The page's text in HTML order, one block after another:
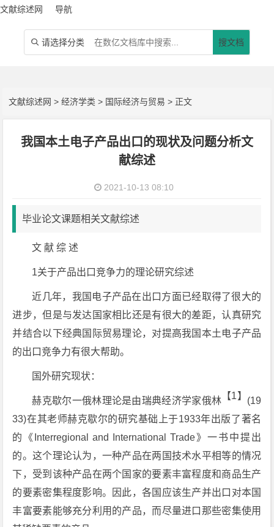
文献综述网 导航
 请选择分类 搜文档
文献综述网 >经济学类 > 国际经济与贸易 > 正文
我国本土电子产品出口的现状及问题分析文
献综述
2021-10-13 08:10
毕业论文课题相关文献综述
文 献 综 述
1关于产品出口竞争力的理论研究综述
近几年，我国电子产品在出口方面已经取得了很大的
进步，但是与发达国家相比还是有很大的差距，认真研究
并结合以下经典国际贸易理论，对提高我国本土电子产品
的出口竞争力有很大帮助。
国外研究现状：
赫克歇尔一俄林理论是由瑞典经济学家俄林 【1】 (19
33)在其老师赫克歇尔的研究基础上于1933年出版了著名
的《Interregional and International Trade》一书中提出
的。这个理论认为，一种产品在两国技术水平相等的情况
下，受到该种产品在两个国家的要素丰富程度和商品生产
的要素密集程度影响。因此，各国应该生产并出口对本国
丰富要素能够充分利用的产品，而尽量进口那些密集使用